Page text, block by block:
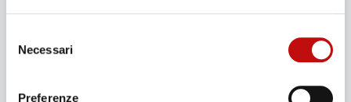
delNecessari
Preferenze
Una volta tornati in barca o in spiaggia, l’istruttore
. Si commenta